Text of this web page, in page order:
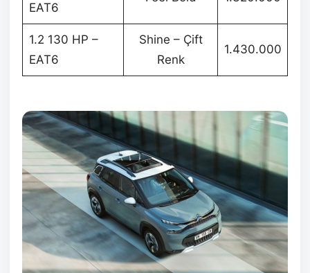
EAT6
1.2 130 HP –
EAT6
Shine – Çift
Renk
1.430.000